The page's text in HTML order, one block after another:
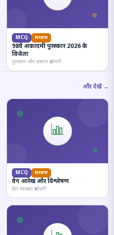
MCQ मध्यम
98वें अकादमी पुरस्कार 2026 के
विजेता
पुरस्कार और सम्मान प्रश्नोत्तरी
और देखें →
MCQ मध्यम
वेन आरेख और विश्लेषण
डेटा व्याख्या प्रश्नोत्तरी